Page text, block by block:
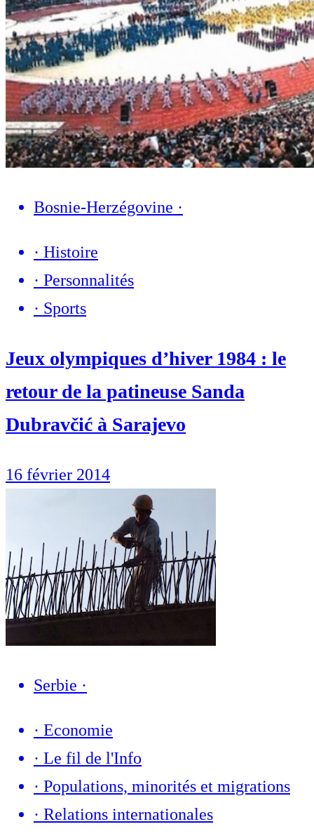
Bosnie-Herzégovine ·
· Histoire
· Personnalités
· Sports
Jeux olympiques d’hiver 1984 : le
retour de la patineuse Sanda
Dubravčić à Sarajevo
16 février 2014
Serbie ·
· Economie
· Le fil de l'Info
· Populations, minorités et migrations
· Relations internationales